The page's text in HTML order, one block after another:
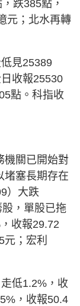
跌385點，
元；北水再轉
見25389
收報25530
點。科指收
機關已開始對
堵塞長期存在
）大跌
，單股已拖
收報29.72
；宏利
低1.2%，收
，收報50.4